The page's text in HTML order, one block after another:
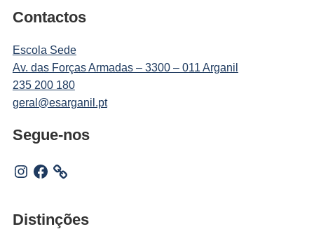
Contactos
Escola Sede
Av. das Forças Armadas – 3300 – 011 Arganil
235 200 180
geral@esarganil.pt
Segue-nos
Instagram
Facebook
Distinções